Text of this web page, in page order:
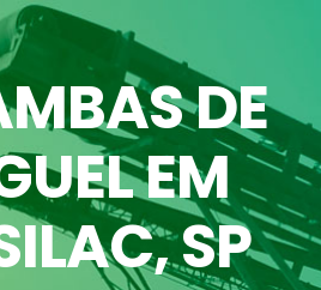
DE
EM
, SP